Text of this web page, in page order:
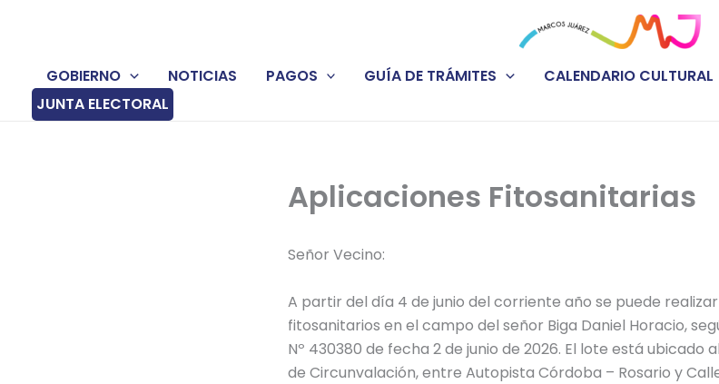
GOBIERNO
NOTICIAS PAGOS GUÍA DE TRÁMITES CALENDARIO CULTURAL
JUNTA ELECTORAL
Aplicaciones Fitosanitarias
Señor Vecino:
A partir del día 4 de junio del corriente año se puede
fitosanitarios en el campo del señor Biga Daniel Horacio,
Nº 430380 de fecha 2 de junio de 2026. El lote está ubicado
de Circunvalación, entre Autopista Córdoba – Rosario y